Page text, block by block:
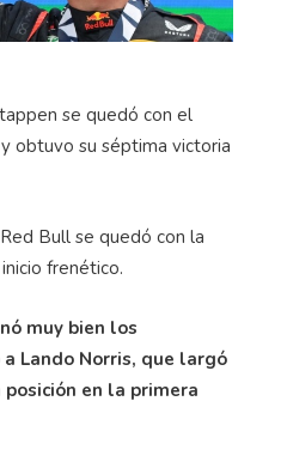
se quedó con el
obtuvo su séptima victoria
Bull se quedó con la
frenético.
muy bien los
Lando Norris, que largó
en la primera